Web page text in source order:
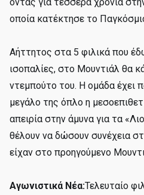
όντας για τέσσερα χρόνια
οποία κατέκτησε το
Αήττητος στα 5 φιλικά που
ισοπαλίες, στο Μουντιάλ θα
ντεμπούτο του. Η ομάδα έχει
μεγάλο της όπλο η
απειρία στην άμυνα για τα
θέλουν να δώσουν συνέχεια
είχαν στο προηγούμενο
Αγωνιστικά Νέα:Τελευταίο